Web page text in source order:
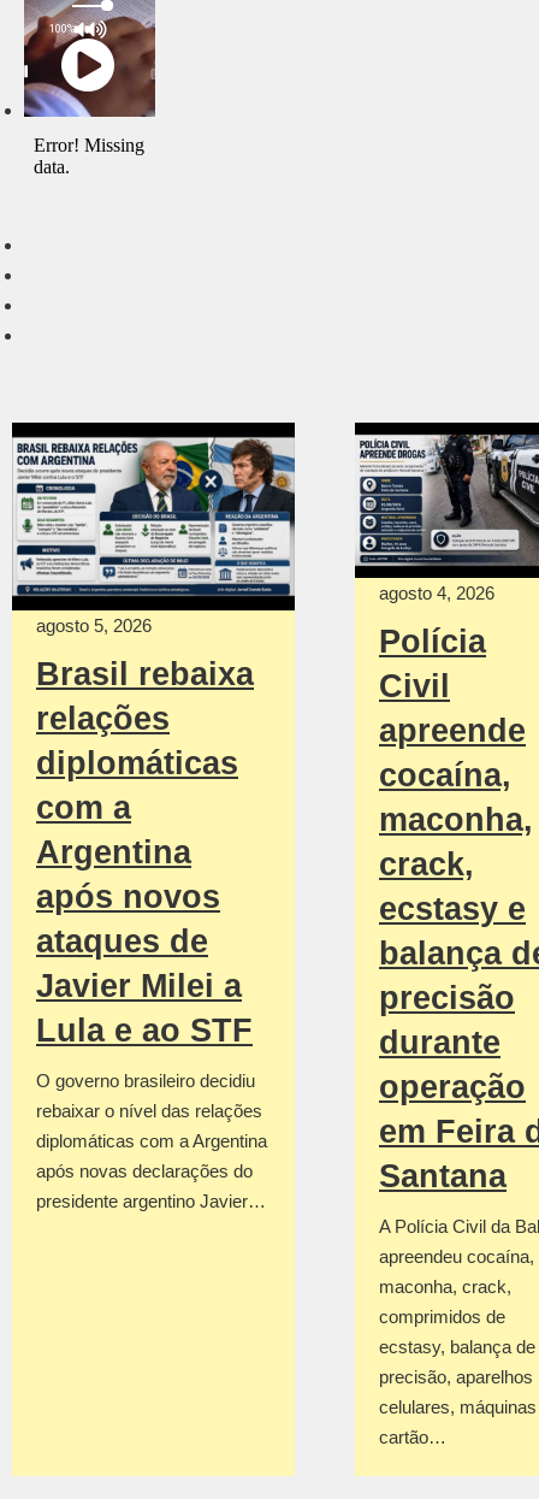
agosto 5, 2026
Brasil rebaixa
relações
diplomáticas
com a
Argentina
após novos
ataques de
Javier Milei a
Lula e ao STF
O governo brasileiro decidiu
rebaixar o nível das relações
diplomáticas com a Argentina
após novas declarações do
presidente argentino Javier…
agosto 4, 2026
Polícia
Civil
apreende
cocaína,
maconha,
crack,
ecstasy e
balança
precisão
durante
operação
em Feira
Santana
A Polícia Civil da
apreendeu cocaína,
maconha, crack,
comprimidos de
ecstasy, balança de
precisão, aparelhos
celulares,
cartão…